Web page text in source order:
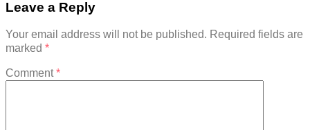
Leave a Reply
Your email address will not be published. Required fields are
marked *
Comment*